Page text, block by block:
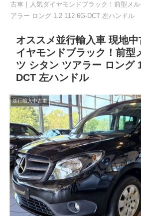
古車｜人気ダイヤモンドブラック！前型メ
アラー ロング 1.2 112 6G-DCT 左ハンドル
オススメ並行輸入車 現地
イヤモンドブラック！前型
ツ シタン ツアラー ロング
DCT 左ハンドル
並行輸入中古車